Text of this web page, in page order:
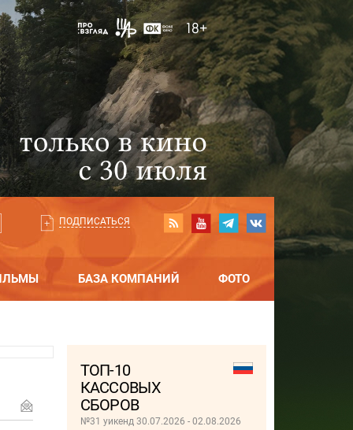
ПОДПИСАТЬСЯ
БАЗА КОМПАНИЙ ФОТО
ТОП-10
КАССОВЫХ
СБОРОВ
№31 уикенд 30.07.2026 - 02.08.2026